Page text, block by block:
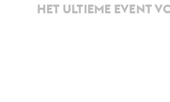
HET ULTIEME EVENT